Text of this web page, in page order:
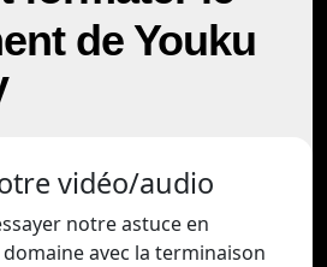
de Youku
vidéo/audio
notre astuce en
avec la terminaison